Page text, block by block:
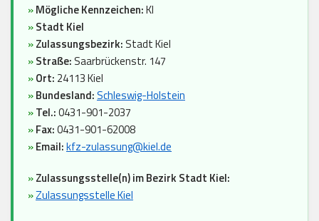
»Mögliche Kennzeichen:KI
»Stadt Kiel
»Zulassungsbezirk: Stadt Kiel
»Straße: Saarbrückenstr. 147
»Ort: 24113 Kiel
»Bundesland:Schleswig-Holstein
»Tel.:0431-901-2037
»Fax:0431-901-62008
»Email:kfz-zulassung@kiel.de
»Zulassungsstelle(n) im Bezirk Stadt Kiel:
»Zulassungsstelle Kiel